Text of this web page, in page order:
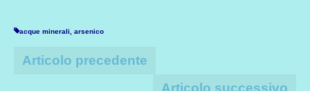
acque minerali arsenico
Articolo precedente
Articolo successivo